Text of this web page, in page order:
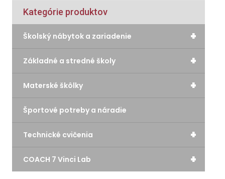
Kategórie produktov
+
Školský nábytok a zariadenie
+
Základné a stredné školy
+
Materské škôlky
Športové potreby a náradie
+
Technické cvičenia
+
COACH 7 Vinci Lab